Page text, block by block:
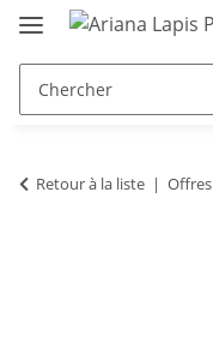
Retour à la liste Offres